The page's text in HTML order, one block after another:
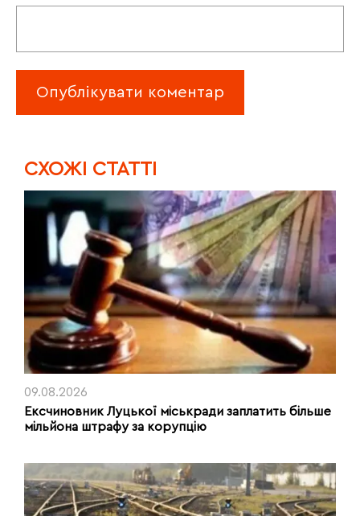
CХОЖІ СТАТТІ
09.08.2026
Ексчиновник Луцької міськради заплатить більше
мільйона штрафу за корупцію